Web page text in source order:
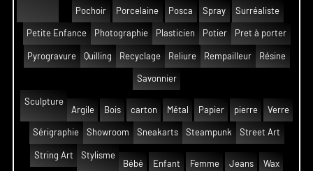
Pochoir Porcelaine Posca Spray Surréaliste
Petite Enfance Photographie Plasticien Potier Pret à porter
Pyrogravure Quilling Recyclage Reliure Rempailleur Résine
Savonnier
Sculpture
Argile
Bois carton Métal Papier pierre Verre
Sérigraphie Showroom Sneakarts Steampunk Street Art
String Art
Stylisme
Bébé
Enfant Femme Jeans Wax